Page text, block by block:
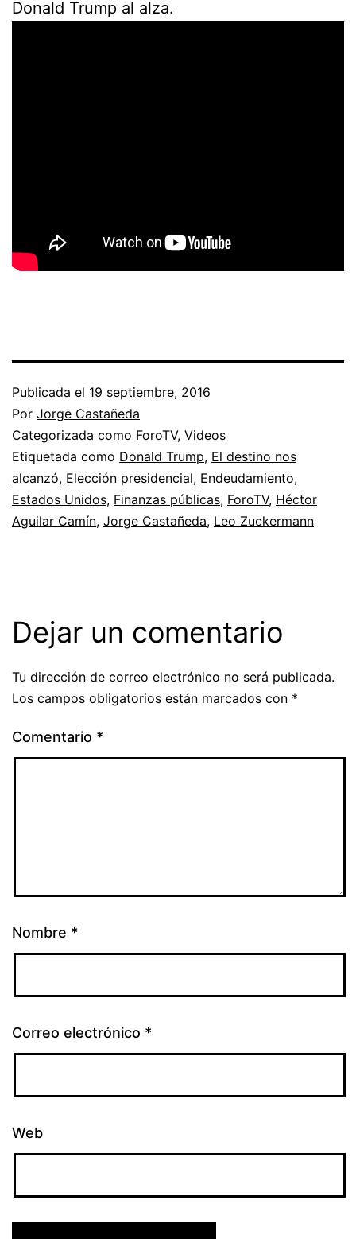
Donald Trump al alza.
Publicada el 19 septiembre, 2016
Por Jorge Castañeda
Categorizada como ForoTV, Videos
Etiquetada como Donald Trump, El destino nos
alcanzó, Elección presidencial, Endeudamiento,
Estados Unidos, Finanzas públicas, ForoTV, Héctor
Aguilar Camín, Jorge Castañeda, Leo Zuckermann
Dejar un comentario
Tu dirección de correo electrónico no será publicada.
Los campos obligatorios están marcados con *
Comentario *
Nombre *
Correo electrónico *
Web